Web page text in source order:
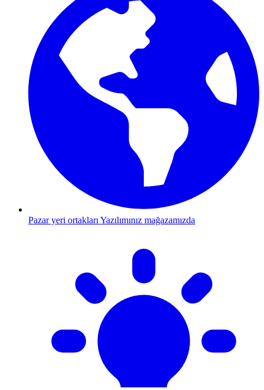
Pazar yeri ortakları Yazılımınız mağazamızda